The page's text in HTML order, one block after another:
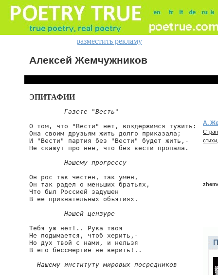
разместить рекламу
Алексей Жемчужников
ЭПИТАФИИ
Газете "Весть"
О том, что "Вести" нет, воздержимся тужить:
Она своим друзьям жить долго приказала;
И "Вести" партия без "Вести" будет жить,-
Не скажут про нее, что без вести пропала.
Нашему прогрессу
Он рос так честен, так умен,
Он так радел о меньших братьях,
Что был Россией задушен
В ее признательных объятиях.
Нашей цензуре
Тебя уж нет!.. Рука твоя
Не подымается, чтоб херить,-
Но дух твой с нами, и нельзя
В его бессмертие не верить!..
Нашему институту мировых посредников
А.